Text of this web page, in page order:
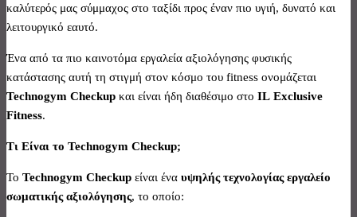
καλύτερός μας σύμμαχος στο ταξίδι προς έναν πιο υγιή, δυνατό και
λειτουργικό εαυτό.
Ένα από τα πιο καινοτόμα εργαλεία αξιολόγησης φυσικής
κατάστασης αυτή τη στιγμή στον κόσμο του fitness ονομάζεται
Technogym Checkup και είναι ήδη διαθέσιμο στο IL Exclusive
Fitness.
Τι Είναι το Technogym Checkup;
Το Technogym Checkup είναι ένα υψηλής τεχνολογίας εργαλείο
σωματικής αξιολόγησης, το οποίο: